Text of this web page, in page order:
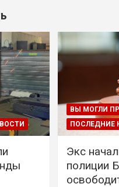
ВЫ МОГЛИ
ПОСЛЕДНИЕ
Экс
полиции